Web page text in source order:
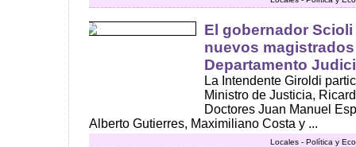
El gobernador
nuevos
Departamento
La Intendente Giroldi
Ministro de Justicia,
Doctores Juan Manuel
Alberto Gutierres, Maximiliano Costa y ...
Locales - Política y